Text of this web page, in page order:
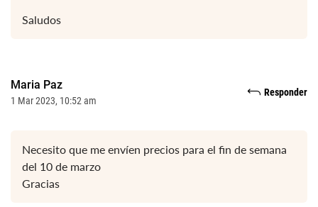
Saludos
Maria Paz
1 Mar 2023, 10:52 am
Responder
Necesito que me envíen precios para el fin de semana
del 10 de marzo
Gracias